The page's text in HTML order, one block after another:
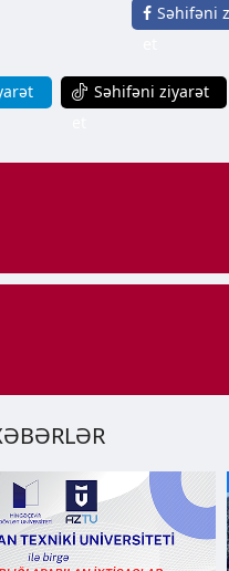
Səhifəni
Səhifəni ziyarət